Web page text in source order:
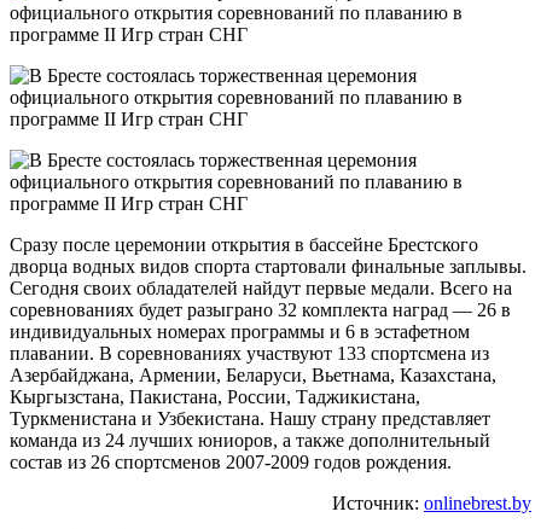
Сразу после церемонии открытия в бассейне Брестского
дворца водных видов спорта стартовали финальные заплывы.
Сегодня своих обладателей найдут первые медали. Всего на
соревнованиях будет разыграно 32 комплекта наград — 26 в
индивидуальных номерах программы и 6 в эстафетном
плавании. В соревнованиях участвуют 133 спортсмена из
Азербайджана, Армении, Беларуси, Вьетнама, Казахстана,
Кыргызстана, Пакистана, России, Таджикистана,
Туркменистана и Узбекистана. Нашу страну представляет
команда из 24 лучших юниоров, а также дополнительный
состав из 26 спортсменов 2007-2009 годов рождения.
Источник: onlinebrest.by